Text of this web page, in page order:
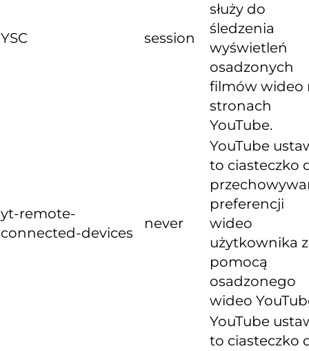
YSC session
służy do
śledzenia
wyświetleń
osadzonych
filmów wideo
stronach
YouTube.
yt-remote-
connected-devices
never
YouTube
to ciasteczko
preferencji
wideo
użytkownika
pomocą
osadzonego
wideo
YouTube
to ciasteczko